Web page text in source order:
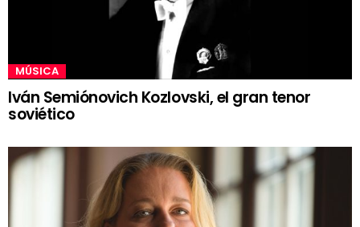
MÚSICA
Iván Semiónovich Kozlovski, el gran tenor
soviético